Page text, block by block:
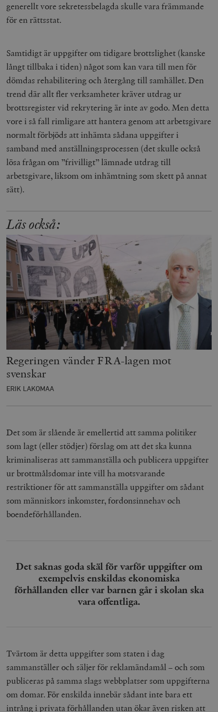
generellt vore sekretessbelagda skulle vara främmande
för en rättsstat.
Samtidigt är uppgifter om tidigare brottslighet (kanske
långt tillbaka i tiden) något som kan vara till men för
dömdas rehabilitering och återgång till samhället. Den
trend där allt fler verksamheter kräver utdrag ur
brottsregister vid rekrytering är inte av godo. Men detta
vore i så fall rimligare att hantera genom att arbetsgivare
normalt förbjöds att inhämta sådana uppgifter i
samband med anställningsprocessen (det skulle också
lösa frågan om ”frivilligt” lämnade utdrag till
arbetsgivare, liksom om inhämtning som skett på annat
sätt).
Läs också:
Regeringen vänder FRA-lagen mot
svenskar
ERIK LAKOMAA
Det som är slående är emellertid att samma politiker
som lagt (eller stödjer) förslag om att det ska kunna
kriminaliseras att sammanställa och publicera uppgifter
ur brottmålsdomar inte vill ha motsvarande
restriktioner för att sammanställa uppgifter om sådant
som människors inkomster, fordonsinnehav och
boendeförhållanden.
Det saknas goda skäl för varför uppgifter om
exempelvis enskildas ekonomiska
förhållanden eller var barnen går i skolan ska
vara offentliga.
Tvärtom är detta uppgifter som staten i dag
sammanställer och säljer för reklamändamål – och som
publiceras på samma slags webbplatser som uppgifterna
om domar. För enskilda innebär sådant inte bara ett
intrång i privata förhållanden utan ökar även risken att